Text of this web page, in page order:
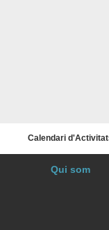
Calendari
Qui som